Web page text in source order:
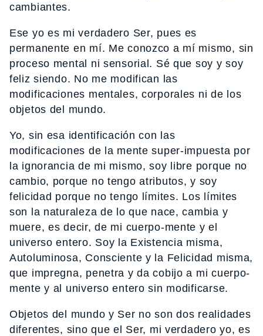
cambiantes.
Ese yo es mi verdadero Ser, pues es
permanente en mí. Me conozco a mí mismo, sin
proceso mental ni sensorial. Sé que soy y soy
feliz siendo. No me modifican las
modificaciones mentales, corporales ni de los
objetos del mundo.
Yo, sin esa identificación con las
modificaciones de la mente super-impuesta por
la ignorancia de mi mismo, soy libre porque no
cambio, porque no tengo atributos, y soy
felicidad porque no tengo límites. Los límites
son la naturaleza de lo que nace, cambia y
muere, es decir, de mi cuerpo-mente y el
universo entero. Soy la Existencia misma,
Autoluminosa, Consciente y la Felicidad misma,
que impregna, penetra y da cobijo a mi cuerpo-
mente y al universo entero sin modificarse.
Objetos del mundo y Ser no son dos realidades
diferentes, sino que el Ser, mi verdadero yo, es